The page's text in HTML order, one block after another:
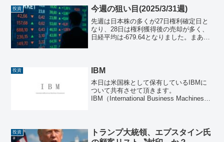
投資 今週の狙い目(2025/3/31週)
先週は日本株の多くが27日権利確定日と
なり、28日は権利獲得後の売却が多く、
日経平均は-679.64となりました。まあ、
ま...
投資 IBM
本日は米国株として保有しているIBMに
ついて共有させて頂きます。
IBM（International Business Machines
投資
トランプ大統領、エプスタイン氏